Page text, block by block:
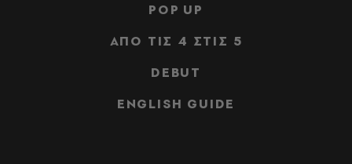
POP UP
ΑΠΟ ΤΙΣ 4 ΣΤΙΣ 5
DEBUT
ENGLISH GUIDE